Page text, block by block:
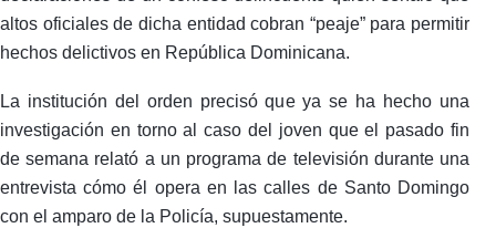
altos oficiales de dicha entidad cobran “peaje” para permitir
hechos delictivos en República Dominicana.
La institución del orden precisó que ya se ha hecho una
investigación en torno al caso del joven que el pasado fin
de semana relató a un programa de televisión durante una
entrevista cómo él opera en las calles de Santo Domingo
con el amparo de la Policía, supuestamente.